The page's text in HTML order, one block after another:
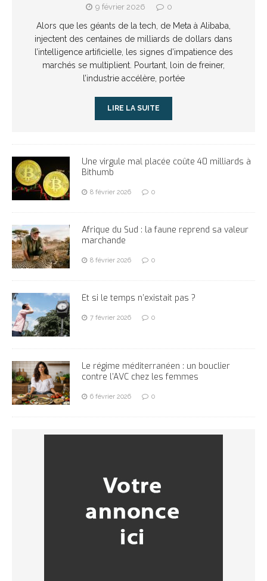
9 février 2026 0
Alors que les géants de la tech, de Meta à Alibaba,
injectent des centaines de milliards de dollars dans
l’intelligence artificielle, les signes d’impatience des
marchés se multiplient. Pourtant, loin de freiner,
l’industrie accélère, portée
LIRE LA SUITE
Une virgule mal placée coûte 40 milliards à
Bithumb
8 février 2026 0
Afrique du Sud : la faune reprend sa valeur
marchande
8 février 2026 0
Et si le temps n’existait pas ?
7 février 2026 0
Le régime méditerranéen : un bouclier
contre l’AVC chez les femmes
6 février 2026 0